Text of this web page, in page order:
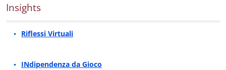
Insights
Riflessi Virtuali
INdipendenza da Gioco